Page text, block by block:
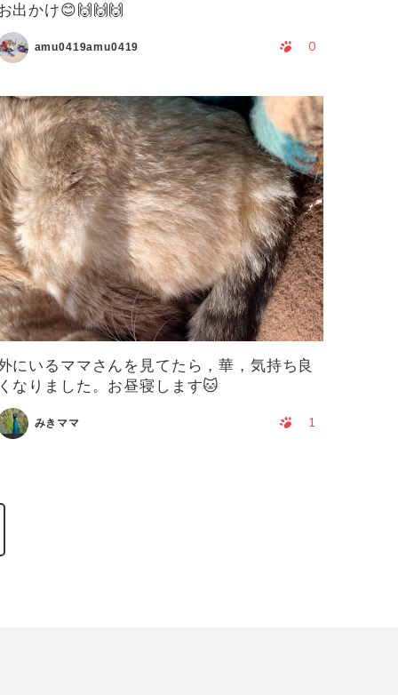
出かけ😊🙌🙌🙌
amu0419amu0419 0
にいるママさんを見てたら，華，気持ち良
なりました。お昼寝します🐱
みきママ 1